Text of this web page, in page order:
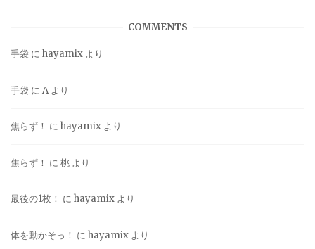
COMMENTS
手袋 に hayamix より
手袋 に Aより
焦らず！ に hayamix より
焦らず！ に 桃 より
最後の1枚！ に hayamix より
体を動かそっ！ に hayamix より